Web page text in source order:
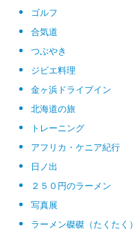
ゴルフ
合気道
つぶやき
ジビエ料理
金ヶ浜ドライブイン
北海道の旅
トレーニング
アフリカ・ケニア紀行
日ノ出
２５０円のラーメン
写真展
ラーメン磔磔（たくたく）